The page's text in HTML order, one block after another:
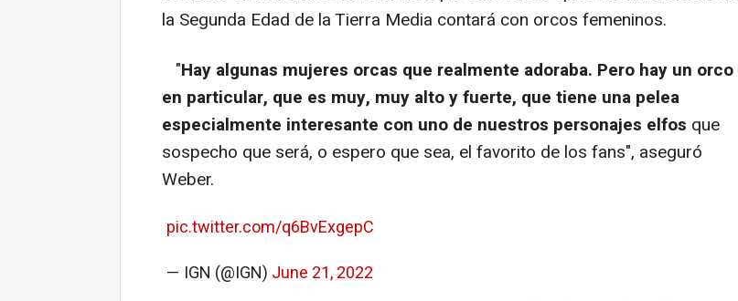
la Segunda Edad de la Tierra Media contará con orcos femeninos.
"Hay algunas mujeres orcas que realmente adoraba. Pero hay un orco
en particular, que es muy, muy alto y fuerte, que tiene una pelea
especialmente interesante con uno de nuestros personajes elfos que
sospecho que será, o espero que sea, el favorito de los fans", aseguró
Weber.
pic.twitter.com/q6BvExgepC
— IGN (@IGN) June 21, 2022